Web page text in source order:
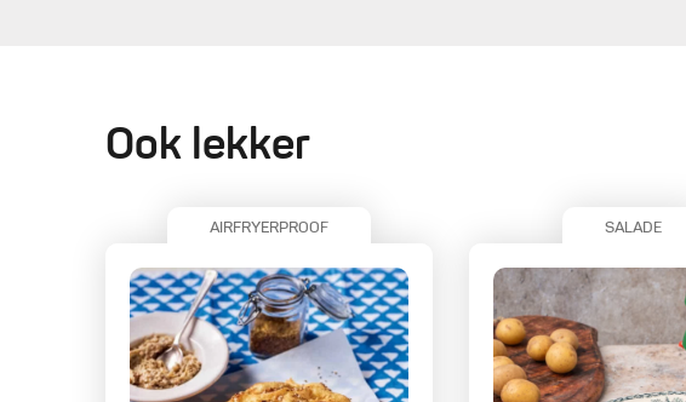
Ook lekker
AIRFRYERPROOF SALADE